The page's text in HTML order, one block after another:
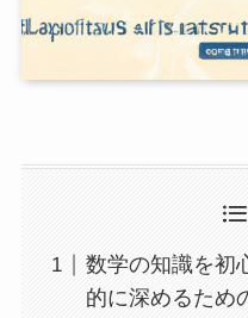
数学の知識を初
的に深めるため